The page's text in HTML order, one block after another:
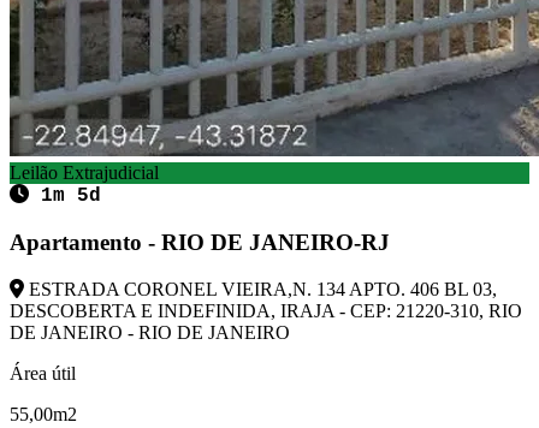
Leilão Extrajudicial
1m 5d
Apartamento - RIO DE JANEIRO-RJ
ESTRADA CORONEL VIEIRA,N. 134 APTO. 406 BL 03,
DESCOBERTA E INDEFINIDA, IRAJA - CEP: 21220-310, RIO
DE JANEIRO - RIO DE JANEIRO
Área útil
55,00m2